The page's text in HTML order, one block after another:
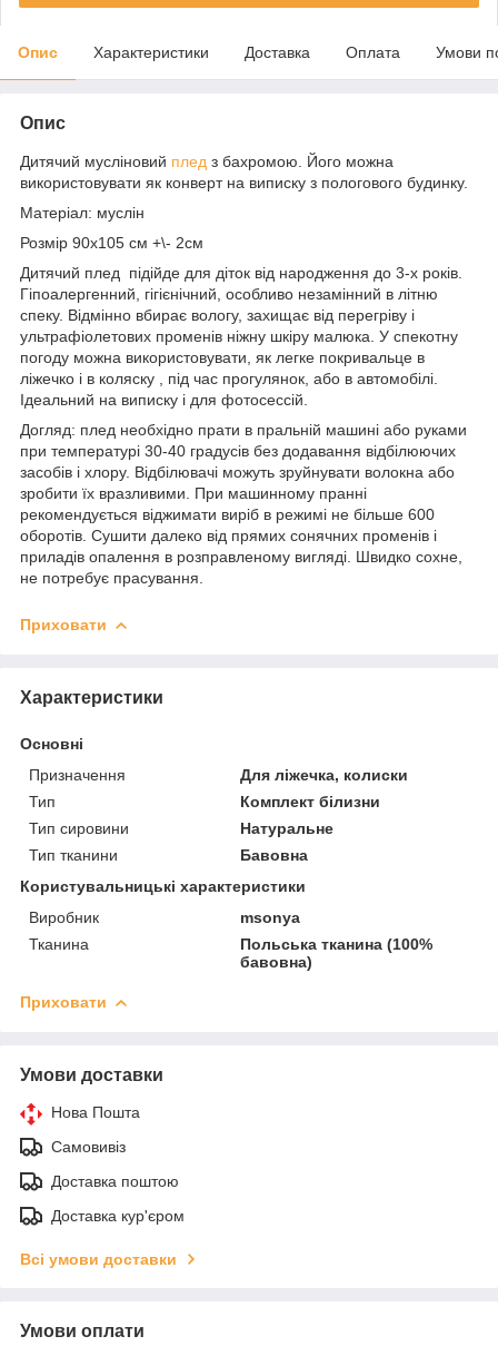
Опис Характеристики Доставка Оплата Умови
Опис
Дитячий мусліновий плед з бахромою. Його можна
використовувати як конверт на виписку з пологового будинку.
Матеріал: муслін
Розмір 90х105 см +\- 2см
Дитячий плед підійде для діток від народження до 3-х років.
Гіпоалергенний, гігієнічний, особливо незамінний в літню
спеку. Відмінно вбирає вологу, захищає від перегріву і
ультрафіолетових променів ніжну шкіру малюка. У спекотну
погоду можна використовувати, як легке покривальце в
ліжечко і в коляску , під час прогулянок, або в автомобілі.
Ідеальний на виписку і для фотосессій.
Догляд: плед необхідно прати в пральній машині або руками
при температурі 30-40 градусів без додавання відбілюючих
засобів і хлору. Відбілювачі можуть зруйнувати волокна або
зробити їх вразливими. При машинному пранні
рекомендується віджимати виріб в режимі не більше 600
оборотів. Сушити далеко від прямих сонячних променів і
приладів опалення в розправленому вигляді. Швидко сохне,
не потребує прасування.
Приховати
Характеристики
Основні
Призначення
Для ліжечка, колиски
Тип
Комплект білизни
Тип сировини
Натуральне
Тип тканини
Бавовна
Користувальницькі характеристики
Виробник
msonya
Тканина
Польська тканина (100%
бавовна)
Приховати
Умови доставки
Нова Пошта
Самовивіз
Доставка поштою
Доставка кур'єром
Всі умови доставки
Умови оплати